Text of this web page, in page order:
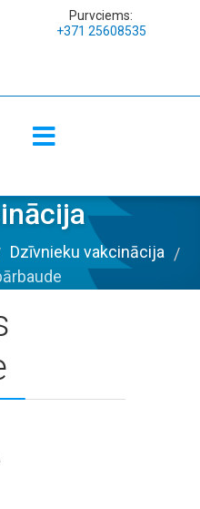
Purvciems:
+371 25608535
Dzīvnieku vakcinācija /